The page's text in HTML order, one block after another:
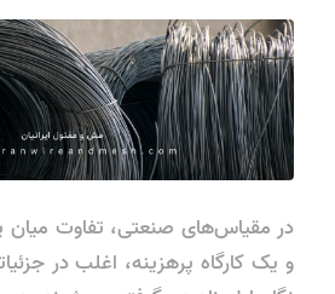
در مقیاس‌های صنعتی، تفاوت میان
و یک کارگاه پرهزینه، اغلب در